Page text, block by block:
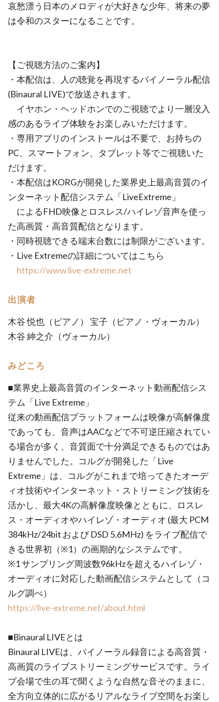
哀愁漂う日本のメロディが大好きな少年、将来の夢
は令和のスターになることです。
【ご視聴方法のご案内】
・本配信は、人の聴覚を再現するバイノーラル配信
(Binaural LIVE)で放送されます。
イヤホン・ヘッドホンでのご視聴でより一層没入
感のあるライブ体験をお楽しみいただけます。
・専用アプリのインストールは不要で、お持ちの
PC、スマートフォン、タブレット等でご視聴いた
だけます。
・本配信はKORGが開発した業界史上最高音質のイ
ンターネット配信システム「LiveExtreme」
によるFHD映像とロスレス/ハイレゾ音声を使っ
た高画質・高音質配信となります。
・同時視聴できる端末台数には制限がございます。
・Live Extremeの詳細についてはこちら
https://www.live-extreme.net
出演者
木谷 悦也（ピアノ） 宝子（ピアノ・ヴォーカル）
木谷 紳之介（ヴォーカル）
みどころ
■業界史上最高音質のインターネット動画配信シス
テム「Live Extreme」
従来の動画配信プラットフォームは映像が高解像度
であっても、音声はAACなどで不可逆圧縮されてい
る場合が多く、音質面で十分満足できるものではあ
りませんでした。コルグが開発した「Live
Extreme」は、コルグがこれまで培ってきたオーデ
ィオ技術やインターネット・ストリーミング技術を
活かし、最大4Kの高解像度映像とともに、ロスレ
ス・オーディオやハイレゾ・オーディオ (最大 PCM
384kHz/24bit および DSD 5.6MHz) をライブ配信で
きる世界初（※1）の画期的なシステムです。
※1 サンプリング周波数96kHzを超えるハイレゾ・
オーディオに対応した動画配信システムとして（コ
ルグ調べ）
https://live-extreme.net/about.html
■Binaural LIVEとは
Binaural LIVEは、バイノーラル録音による高音質・
高画質のライブストリーミングサービスです。ライ
ブ会場で生の耳で聞くような自然な音そのままに、
全方向立体的に広がるリアルなライブ空間をお楽し